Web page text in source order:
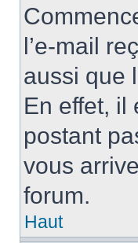
l’e-mail
aussi que
En effet, il
postant
vous
forum.
Haut